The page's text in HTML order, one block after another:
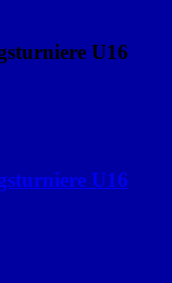
U16
U16